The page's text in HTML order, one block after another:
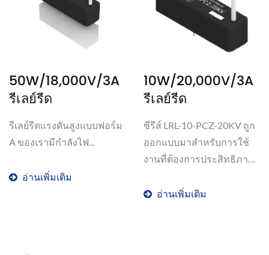
50W/18,000V/3A
รีเลย์รีด
รีเลย์รีดแรงดันสูงแบบฟอร์ม
A ของเรามีกำลังไฟ...
อ่านเพิ่มเติม
10W/20,000V/3A
รีเลย์รีด
ซีรีส์ LRL-10-PCZ-20KV ถูก
ออกแบบมาสำหรับการใช้
งานที่ต้องการประสิทธิภาพ
อ่านเพิ่มเติม